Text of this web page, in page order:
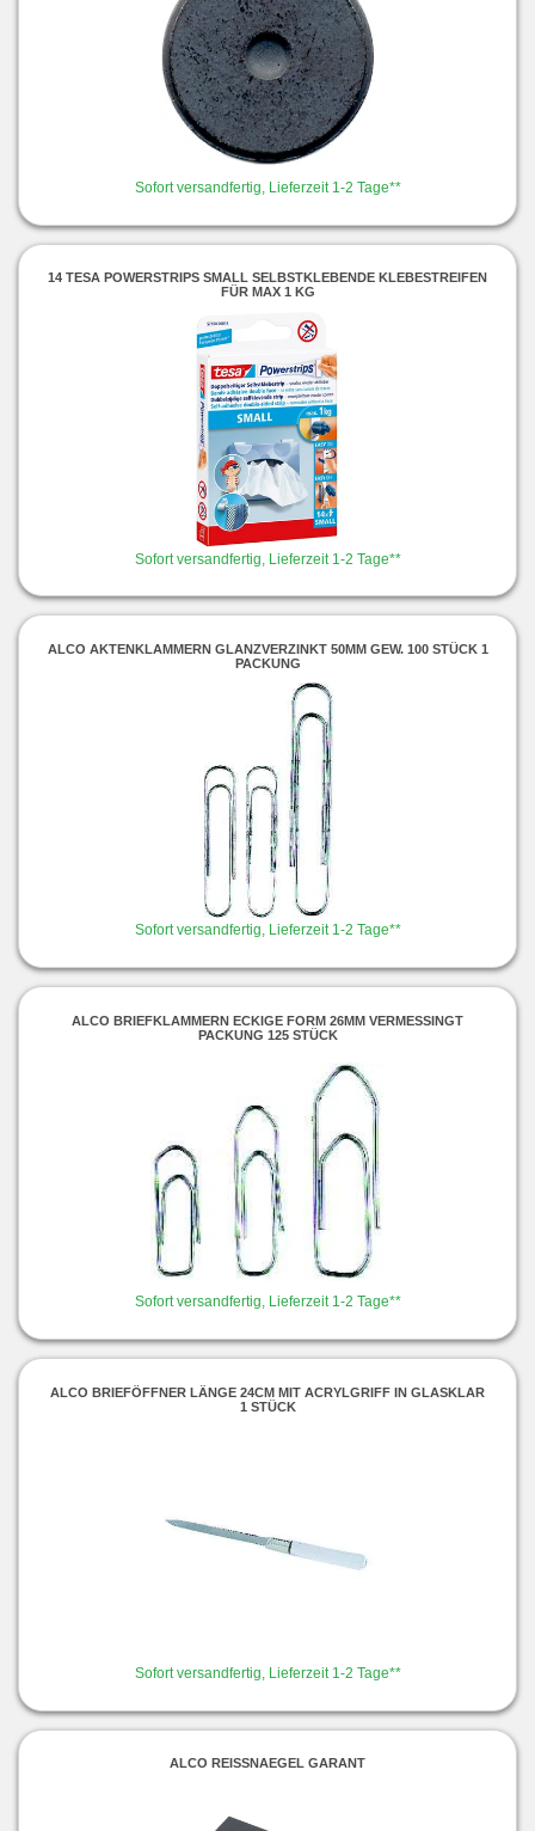
Sofort versandfertig, Lieferzeit 1-2 Tage**
14 TESA POWERSTRIPS SMALL SELBSTKLEBENDE KLEBESTREIFEN
FÜR MAX 1 KG
Sofort versandfertig, Lieferzeit 1-2 Tage**
ALCO AKTENKLAMMERN GLANZVERZINKT 50MM GEW. 100 STÜCK 1
PACKUNG
Sofort versandfertig, Lieferzeit 1-2 Tage**
ALCO BRIEFKLAMMERN ECKIGE FORM 26MM VERMESSINGT
PACKUNG 125 STÜCK
Sofort versandfertig, Lieferzeit 1-2 Tage**
ALCO BRIEFÖFFNER LÄNGE 24CM MIT ACRYLGRIFF IN GLASKLAR
1 STÜCK
Sofort versandfertig, Lieferzeit 1-2 Tage**
ALCO REISSNAEGEL GARANT